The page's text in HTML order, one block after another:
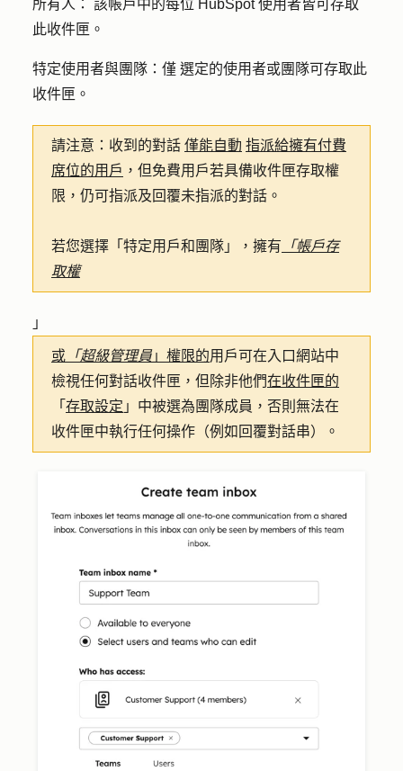
所有人： 該帳戶中的每位 HubSpot 使用者皆可存取
此收件匣。
特定使用者與團隊：僅 選定的使用者或團隊可存取此
收件匣。
請注意：收到的對話 僅能自動 指派給擁有付費
席位的用戶 ，但免費用戶若具備收件匣存取權
限，仍可指派及回覆未指派的對話。
若您選擇 「特定用戶和團隊 」，擁有 「帳戶存
取權
」
或 「超級管理員 」權限的用戶可在入口網站中
檢視任何對話收件匣，但除非他們在收件匣的
「 存取設定 」中被選為團隊成員，否則無法在
收件匣中執行任何操作（例如回覆對話串）。